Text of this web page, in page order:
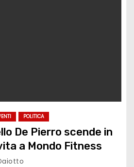
POLITICA
De Pierro scende in
a Mondo Fitness